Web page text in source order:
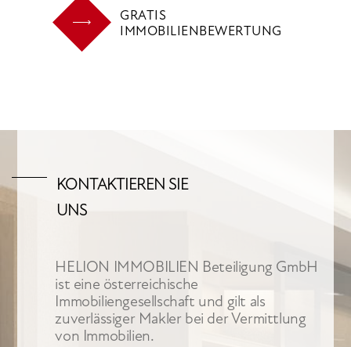
GRATIS
IMMOBILIENBEWERTUNG
KONTAKTIEREN SIE
UNS
HELION IMMOBILIEN Beteiligung GmbH
ist eine österreichische
Immobiliengesellschaft und gilt als
zuverlässiger Makler bei der Vermittlung
von Immobilien.